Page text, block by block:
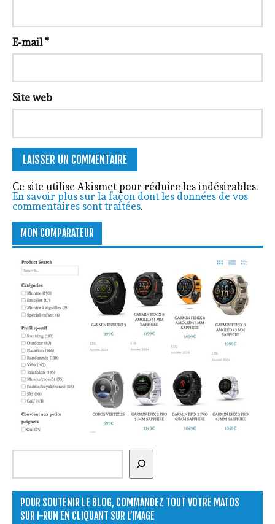
E-mail*
Site web
Ce site utilise Akismet pour réduire les indésirables.
En savoir plus sur la façon dont les données de vos
commentaires sont traitées.
MON COMPARATEUR
Rechercher
POUR SOUTENIR LE BLOG, COMMANDEZ TOUT VOTRE MATOS
SUR I-RUN EN CLIQUANT SUR L’IMAGE